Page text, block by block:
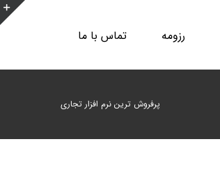
رزومه تماس با ما
پرفروش ترین نرم افزار تجاری